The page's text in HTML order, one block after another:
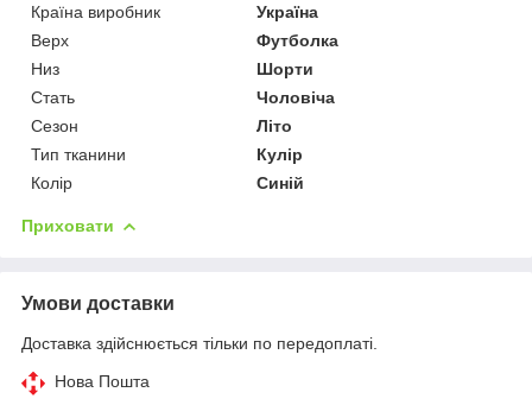
Країна виробник
Україна
Верх
Футболка
Низ
Шорти
Стать
Чоловіча
Сезон
Літо
Тип тканини
Кулір
Колір
Синій
Приховати
Умови доставки
Доставка здійснюється тільки по передоплаті.
Нова Пошта